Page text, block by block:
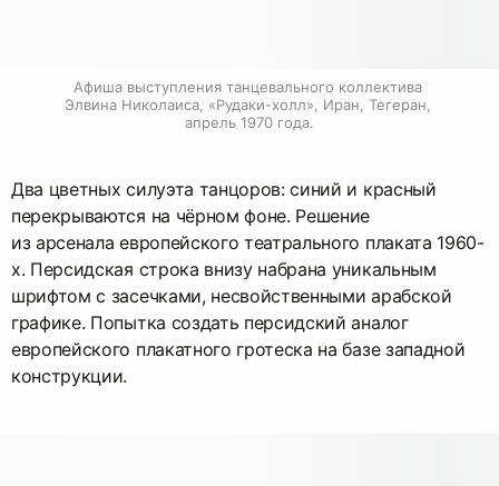
Афиша выступления танцевального коллектива
Элвина Николаиса, «Рудаки-холл», Иран, Тегеран,
апрель 1970 года.
Два цветных силуэта танцоров: синий и красный
перекрываются на чёрном фоне. Решение
из арсенала европейского театрального плаката 1960-
х. Персидская строка внизу набрана уникальным
шрифтом с засечками, несвойственными арабской
графике. Попытка создать персидский аналог
европейского плакатного гротеска на базе западной
конструкции.